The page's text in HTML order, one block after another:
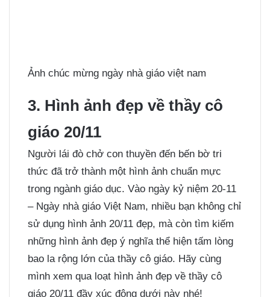
Ảnh chúc mừng ngày nhà giáo việt nam
3. Hình ảnh đẹp về thầy cô
giáo 20/11
Người lái đò chở con thuyền đến bến bờ tri
thức đã trở thành một hình ảnh chuẩn mực
trong ngành giáo dục. Vào ngày kỷ niệm 20-11
– Ngày nhà giáo Việt Nam, nhiều bạn không chỉ
sử dụng hình ảnh 20/11 đẹp, mà còn tìm kiếm
những hình ảnh đẹp ý nghĩa thể hiện tấm lòng
bao la rộng lớn của thầy cô giáo. Hãy cùng
mình xem qua loạt hình ảnh đẹp về thầy cô
giáo 20/11 đầy xúc động dưới này nhé!